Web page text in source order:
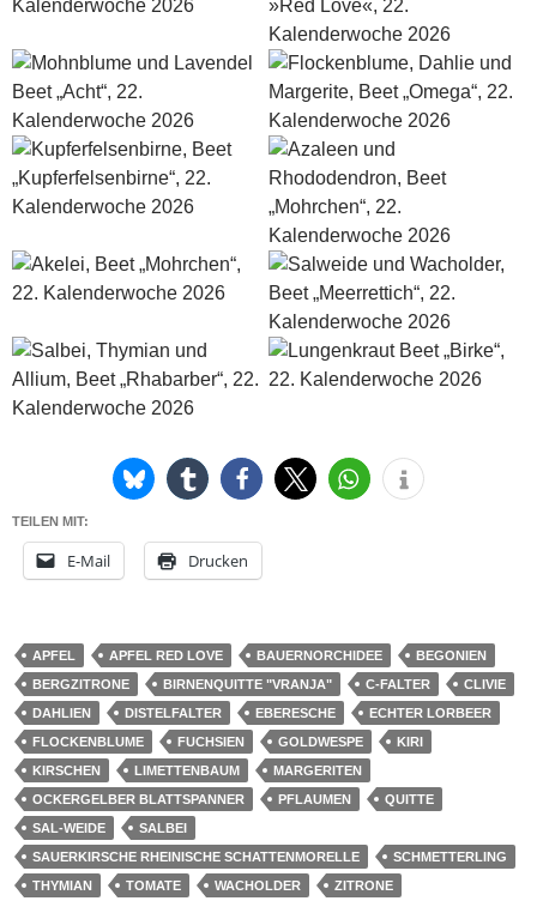
TEILEN MIT:
E-Mail Drucken
APFEL APFEL RED LOVE BAUERNORCHIDEE
BEGONIEN
BERGZITRONE
BIRNENQUITTE "VRANJA" C-FALTER
CLIVIE
DAHLIEN
DISTELFALTER EBERESCHE
ECHTER LORBEER
FLOCKENBLUME
FUCHSIEN GOLDWESPE
KIRI
KIRSCHEN
LIMETTENBAUM
MARGERITEN
OCKERGELBER BLATTSPANNER
PFLAUMEN
QUITTE
SAL-WEIDE
SALBEI
SAUERKIRSCHE RHEINISCHE SCHATTENMORELLE
SCHMETTERLING
THYMIAN
TOMATE WACHOLDER ZITRONE